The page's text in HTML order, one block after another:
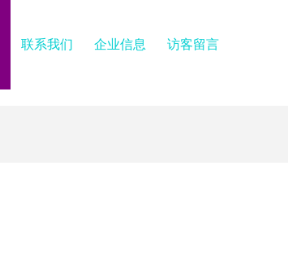
联系我们 企业信息 访客留言